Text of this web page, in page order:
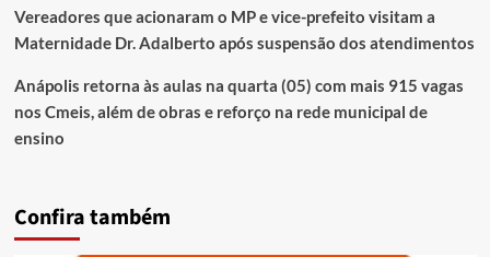
Vereadores que acionaram o MP e vice-prefeito visitam a
Maternidade Dr. Adalberto após suspensão dos atendimentos
Anápolis retorna às aulas na quarta (05) com mais 915 vagas
nos Cmeis, além de obras e reforço na rede municipal de
ensino
Confira também